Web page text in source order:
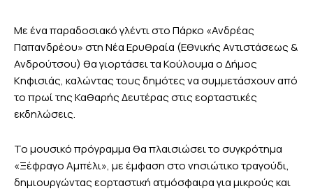
Με ένα παραδοσιακό γλέντι στο Πάρκο «Ανδρέας
Παπανδρέου» στη Νέα Ερυθραία (Εθνικής Αντιστάσεως &
Ανδρούτσου) θα γιορτάσει τα Κούλουμα ο Δήμος
Κηφισιάς, καλώντας τους δημότες να συμμετάσχουν από
το πρωί της Καθαρής Δευτέρας στις εορταστικές
εκδηλώσεις.
Το μουσικό πρόγραμμα θα πλαισιώσει το συγκρότημα
«Ξέφραγο Αμπέλι», με έμφαση στο νησιώτικο τραγούδι,
δημιουργώντας εορταστική ατμόσφαιρα για μικρούς και